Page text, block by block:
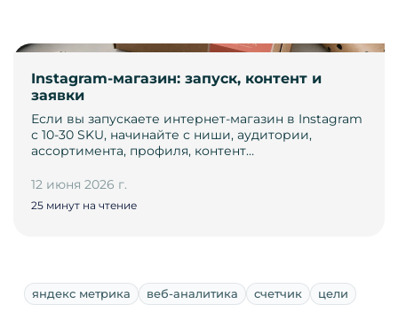
Instagram-магазин: запуск, контент и
заявки
Если вы запускаете интернет-магазин в Instagram
с 10-30 SKU, начинайте с ниши, аудитории,
ассортимента, профиля, контент…
12 июня 2026 г.
25 минут на чтение
яндекс метрика веб-аналитика счетчик цели